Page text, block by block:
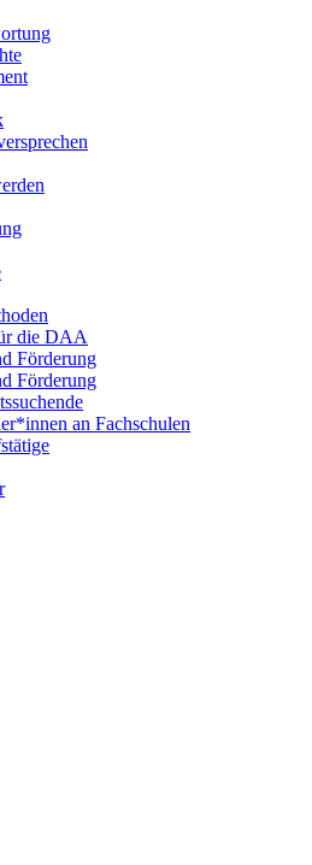
die DAA
Förderung
Förderung
an Fachschulen